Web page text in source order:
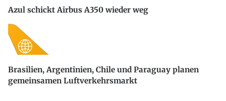
Azul schickt Airbus A350 wieder weg
Brasilien, Argentinien, Chile und Paraguay planen
gemeinsamen Luftverkehrsmarkt